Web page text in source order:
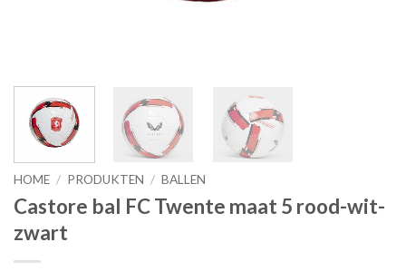
HOME / PRODUKTEN / BALLEN
Castore bal FC Twente maat 5 rood-wit-
zwart